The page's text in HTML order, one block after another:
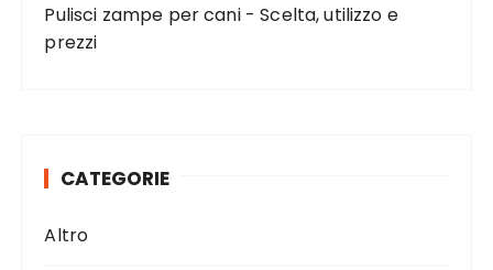
Pulisci zampe per cani - Scelta, utilizzo e
prezzi
CATEGORIE
Altro